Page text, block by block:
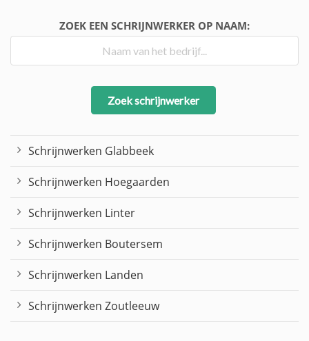
ZOEK EEN SCHRIJNWERKER OP NAAM:
Zoek schrijnwerker
Schrijnwerken Glabbeek
Schrijnwerken Hoegaarden
Schrijnwerken Linter
Schrijnwerken Boutersem
Schrijnwerken Landen
Schrijnwerken Zoutleeuw